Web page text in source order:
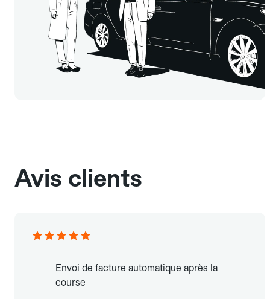
Avis clients
Envoi de facture automatique après la
course